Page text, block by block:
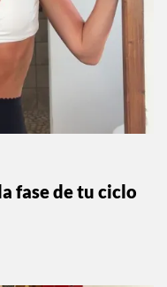
fase de tu ciclo